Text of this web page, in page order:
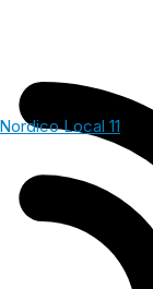
Local 11